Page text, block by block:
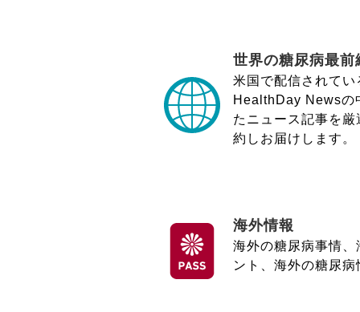
世界の糖尿病最前
米国で配信されてい
HealthDay Newsの
たニュース記事を
約しお届けします。
海外情報
海外の糖尿病事情、
ント、海外の糖尿病